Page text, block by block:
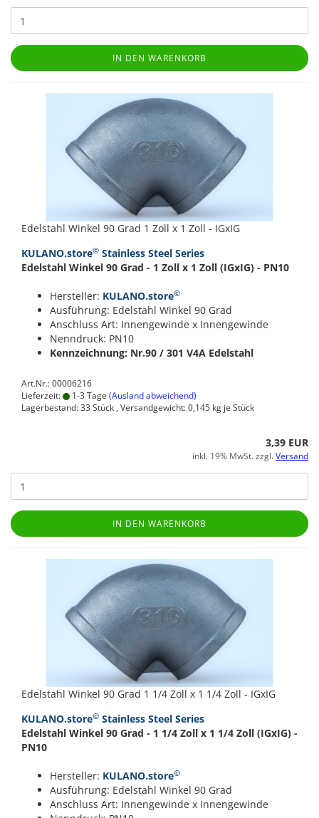
IN DEN WARENKORB
Edelstahl Winkel 90 Grad 1 Zoll x 1 Zoll - IGxIG
KULANO.store© Stainless Steel Series
Edelstahl Winkel 90 Grad - 1 Zoll x 1 Zoll (IGxIG) - PN10
Hersteller: KULANO.store©
Ausführung: Edelstahl Winkel 90 Grad
Anschluss Art: Innengewinde x Innengewinde
Nenndruck: PN10
Kennzeichnung: Nr.90 / 301 V4A Edelstahl
Art.Nr.: 00006216
Lieferzeit:
1-3 Tage (Ausland abweichend)
Lagerbestand: 33 Stück , Versandgewicht:0,145 kg je Stück
3,39 EUR
inkl. 19% MwSt. zzgl.Versand
IN DEN WARENKORB
Edelstahl Winkel 90 Grad 1 1/4 Zoll x 1 1/4 Zoll - IGxIG
KULANO.store© Stainless Steel Series
Edelstahl Winkel 90 Grad - 1 1/4 Zoll x 1 1/4 Zoll (IGxIG) -
PN10
Hersteller: KULANO.store©
Ausführung: Edelstahl Winkel 90 Grad
Anschluss Art: Innengewinde x Innengewinde